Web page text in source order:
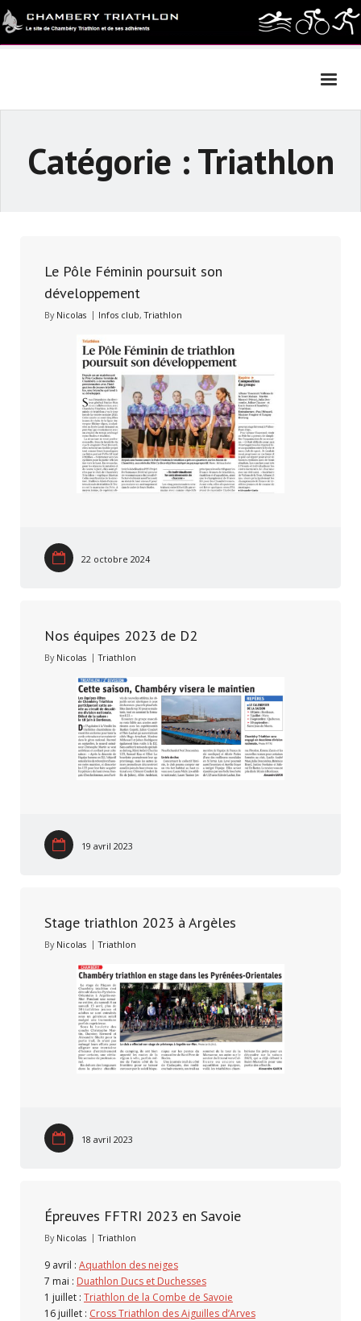
Skip
to
Catégorie :Triathlon
Le Pôle Féminin poursuit son
développement
By Nicolas Infos club,Triathlon
22 octobre 2024
Nos équipes 2023 de D2
By Nicolas Triathlon
19 avril 2023
Stage triathlon 2023 à Argèles
By Nicolas Triathlon
18 avril 2023
Épreuves FFTRI 2023 en Savoie
By Nicolas Triathlon
9 avril : Aquathlon des neiges
7 mai : Duathlon Ducs et Duchesses
1 juillet : Triathlon de la Combe de Savoie
16 juillet : Cross Triathlon des Aiguilles d’Arves